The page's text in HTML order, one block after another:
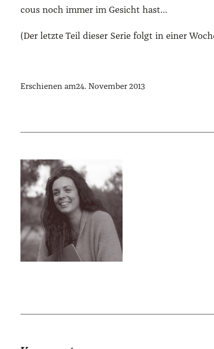
cous noch immer im Gesicht hast…
(Der letz­te Teil die­ser Serie folgt in einer
Erschienen am24. November 2013